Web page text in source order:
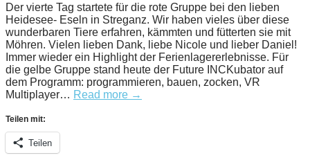
Der vierte Tag startete für die rote Gruppe bei den lieben
Heidesee- Eseln in Streganz. Wir haben vieles über diese
wunderbaren Tiere erfahren, kämmten und fütterten sie mit
Möhren. Vielen lieben Dank, liebe Nicole und lieber Daniel!
Immer wieder ein Highlight der Ferienlagererlebnisse. Für
die gelbe Gruppe stand heute der Future INCKubator auf
dem Programm: programmieren, bauen, zocken, VR
Multiplayer… Read more →
Teilen mit:
Teilen